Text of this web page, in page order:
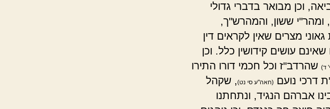
וכן מבואר בדברי גדולי
ומהר"י ששון, והמהרש"ך,
מצרים שאין לקראים דין
עושים קידושין כלל. וכן
ד) שהרדב"ז וכל חכמי דורו התירו
דרכי נועם (חאה"ע סי נט), שקהל
אברהם הנגיד, ונתחתנו